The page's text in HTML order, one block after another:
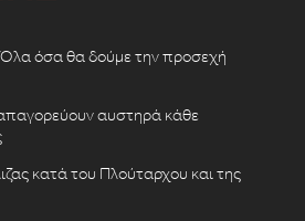
όσα θα δούμε την προσεχή
αυστηρά κάθε
κατά του Πλούταρχου και της